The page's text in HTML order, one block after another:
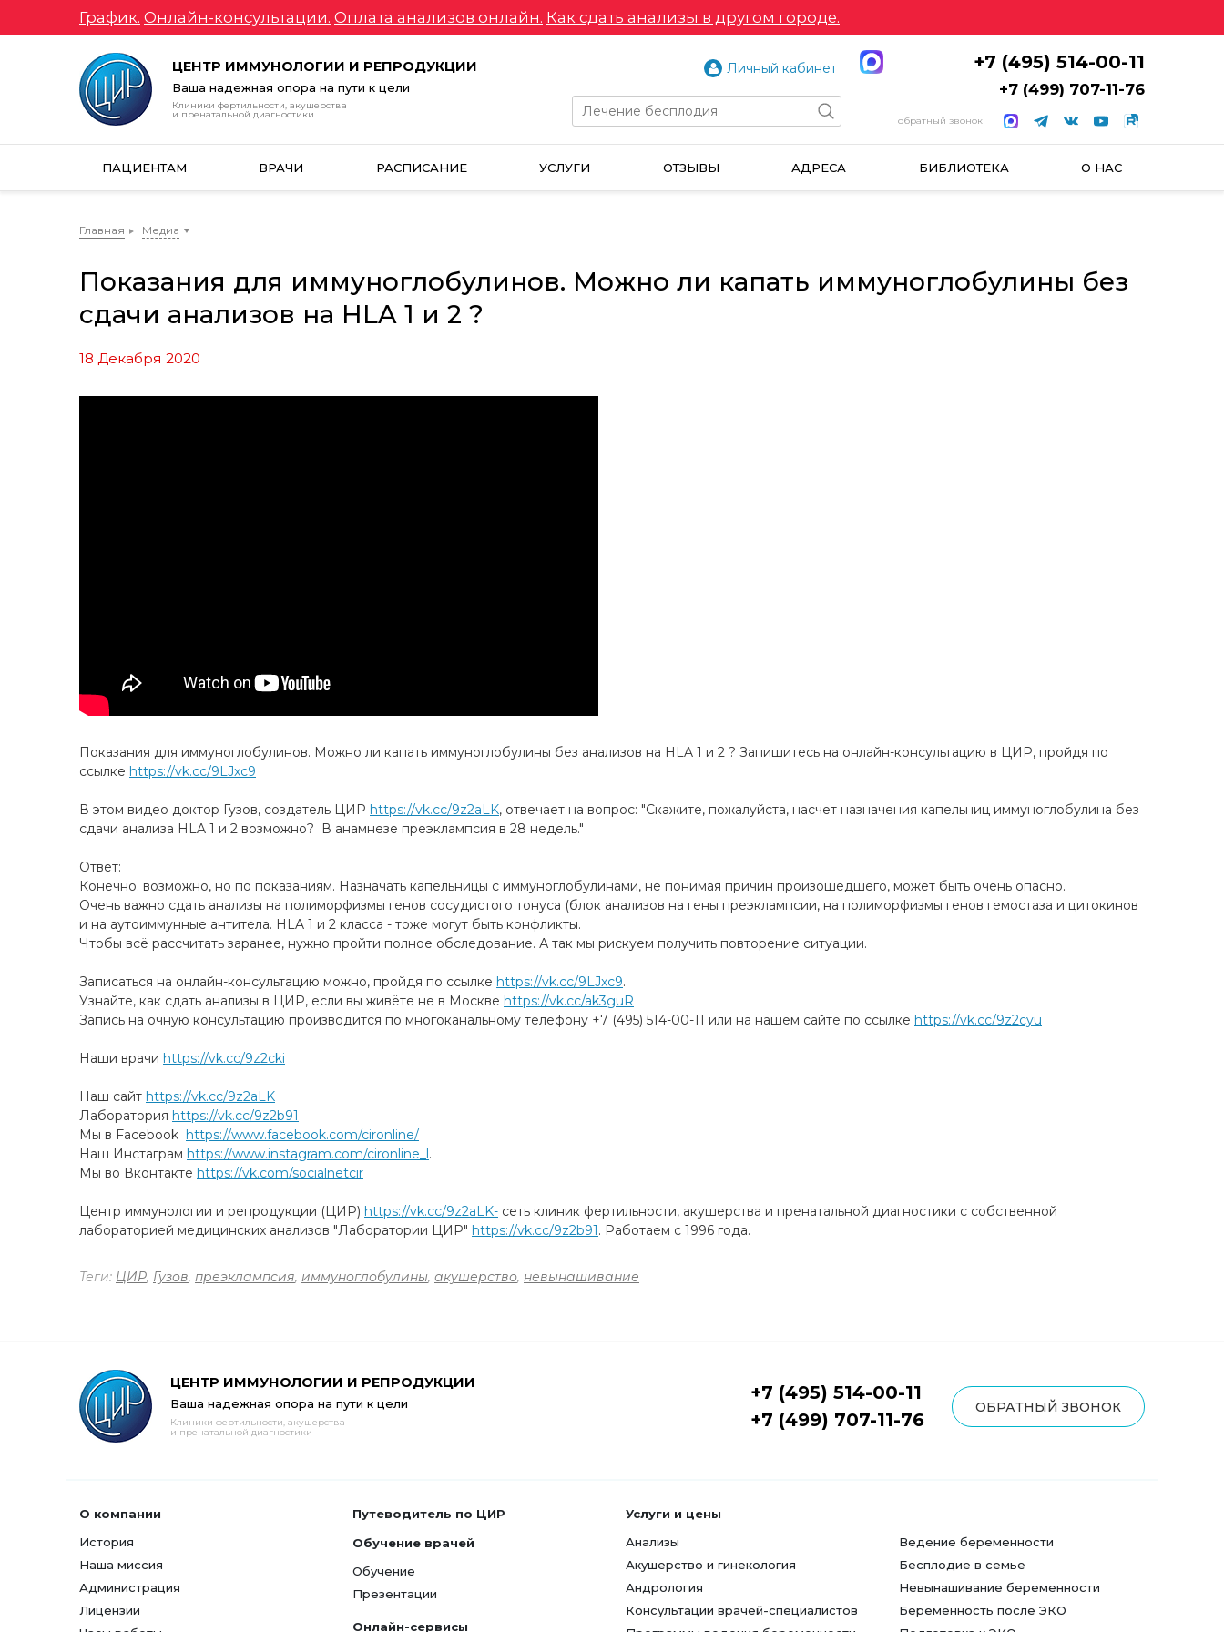
График. Онлайн-консультации. Оплата анализов онлайн. Как сдать анализы в другом городе.
ЦЕНТР ИММУНОЛОГИИ И РЕПРОДУКЦИИ
Ваша надежная опора на пути к цели
Клиники фертильности, акушерства
и пренатальной диагностики
Личный кабинет +7 (495) 514-00-11
+7 (499) 707-11-76
обратный звонок
ПАЦИЕНТАМ ВРАЧИ РАСПИСАНИЕ УСЛУГИ ОТЗЫВЫ АДРЕСА БИБЛИОТЕКА О НАС
Главная Медиа
Показания для иммуноглобулинов. Можно ли капать иммуноглобулины без
сдачи анализов на HLA 1 и 2 ?
18 Декабря 2020
Показания для иммуноглобулинов. Можно ли капать иммуноглобулины без анализов на HLA 1 и 2 ? Запишитесь на онлайн-консультацию в ЦИР, пройдя по
ссылке https://vk.cc/9LJxc9
В этом видео доктор Гузов, создатель ЦИР https://vk.cc/9z2aLK, отвечает на вопрос: "Скажите, пожалуйста, насчет назначения капельниц иммуноглобулина без
сдачи анализа HLA 1 и 2 возможно? В анамнезе преэклампсия в 28 недель."
Ответ:
Конечно. возможно, но по показаниям. Назначать капельницы с иммуноглобулинами, не понимая причин произошедшего, может быть очень опасно.
Очень важно сдать анализы на полиморфизмы генов сосудистого тонуса (блок анализов на гены преэклампсии, на полиморфизмы генов гемостаза и цитокинов
и на аутоиммунные антитела. HLA 1 и 2 класса - тоже могут быть конфликты.
Чтобы всё рассчитать заранее, нужно пройти полное обследование. А так мы рискуем получить повторение ситуации.
Записаться на онлайн-консультацию можно, пройдя по ссылке https://vk.cc/9LJxc9.
Узнайте, как сдать анализы в ЦИР, если вы живёте не в Москве https://vk.cc/ak3guR
Запись на очную консультацию производится по многоканальному телефону +7 (495) 514-00-11 или на нашем сайте по ссылке https://vk.cc/9z2cyu
Наши врачи https://vk.cc/9z2cki
Наш сайт https://vk.cc/9z2aLK
Лаборатория https://vk.cc/9z2b91
Мы в Facebook https://www.facebook.com/cironline/
Наш Инстаграм https://www.instagram.com/cironline_l.
Мы во Вконтакте https://vk.com/socialnetcir
Центр иммунологии и репродукции (ЦИР) https://vk.cc/9z2aLK- cеть клиник фертильности, акушерства и пренатальной диагностики с собственной
лабораторией медицинских анализов "Лаборатории ЦИР" https://vk.cc/9z2b91. Работаем с 1996 года.
Теги: ЦИР, Гузов, преэклампсия, иммуноглобулины, акушерство, невынашивание
ЦЕНТР ИММУНОЛОГИИ И РЕПРОДУКЦИИ
Ваша надежная опора на пути к цели
Клиники фертильности, акушерства
и пренатальной диагностики
+7 (495) 514-00-11
+7 (499) 707-11-76
ОБРАТНЫЙ ЗВОНОК
О компании
История
Наша миссия
Администрация
Лицензии
Путеводитель по ЦИР
Обучение врачей
Обучение
Презентации
Онлайн-сервисы
Услуги и цены
Анализы
Акушерство и гинекология
Андрология
Консультации врачей-специалистов
Ведение беременности
Бесплодие в семье
Невынашивание беременности
Беременность после ЭКО